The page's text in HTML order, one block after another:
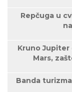
Repčuga u
Kruno Jupiter
Mars,
Banda